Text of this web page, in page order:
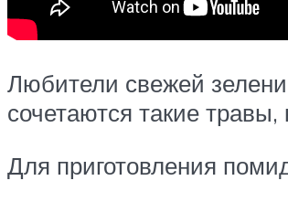
Любители свежей
сочетаются такие
Для приготовления